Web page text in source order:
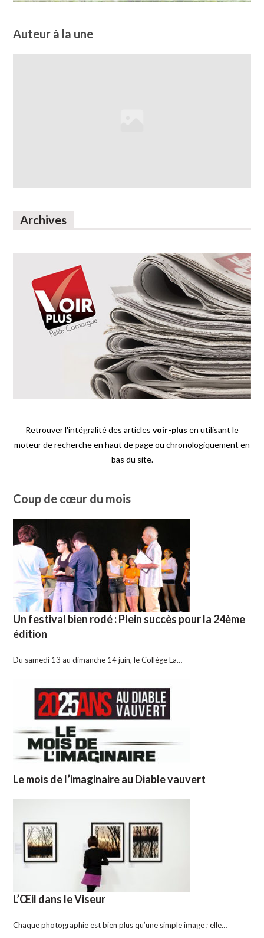
Auteur à la une
Archives
Retrouver l'intégralité des articles voir-plus en utilisant le
moteur de recherche en haut de page ou chronologiquement en
bas du site.
Coup de cœur du mois
Un festival bien rodé : Plein succès pour la 24ème
édition
Du samedi 13 au dimanche 14 juin, le Collège La…
Le mois de l’imaginaire au Diable vauvert
L’Œil dans le Viseur
Chaque photographie est bien plus qu’une simple image ; elle…